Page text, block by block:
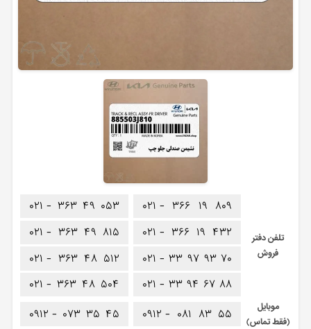
تلفن دفتر
فروش
۰۲۱ - ۳۶۶ ۱۹ ۸۰۹
۰۲۱ - ۳۶۶ ۱۹ ۴۳۲
۰۲۱ - ۳۳ ۹۷ ۹۳ ۷۰
۰۲۱ - ۳۳ ۹۴ ۶۷ ۸۸
۰۲۱ - ۳۶۳ ۴۹ ۰۵۳
۰۲۱ - ۳۶۳ ۴۹ ۸۱۵
۰۲۱ - ۳۶۳ ۴۸ ۵۱۲
۰۲۱ - ۳۶۳ ۴۸ ۵۰۴
موبایل
(فقط تماس)
۰۹۱۲ - ۰۸۱ ۸۳ ۵۵ ۰۹۱۲ - ۰۷۳ ۳۵ ۴۵